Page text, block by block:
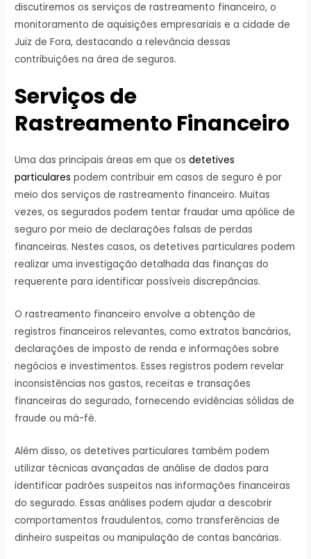
discutiremos os serviços de rastreamento financeiro, o
monitoramento de aquisições empresariais e a cidade de
Juiz de Fora, destacando a relevância dessas
contribuições na área de seguros.
Serviços de
Rastreamento Financeiro
Uma das principais áreas em que osdetetives
particulares podem contribuir em casos de seguro é por
meio dos serviços de rastreamento financeiro. Muitas
vezes, os segurados podem tentar fraudar uma apólice de
seguro por meio de declarações falsas de perdas
financeiras. Nestes casos, os detetives particulares podem
realizar uma investigação detalhada das finanças do
requerente para identificar possíveis discrepâncias.
O rastreamento financeiro envolve a obtenção de
registros financeiros relevantes, como extratos bancários,
declarações de imposto de renda e informações sobre
negócios e investimentos. Esses registros podem revelar
inconsistências nos gastos, receitas e transações
financeiras do segurado, fornecendo evidências sólidas de
fraude ou má-fé.
Além disso, os detetives particulares também podem
utilizar técnicas avançadas de análise de dados para
identificar padrões suspeitos nas informações financeiras
do segurado. Essas análises podem ajudar a descobrir
comportamentos fraudulentos, como transferências de
dinheiro suspeitas ou manipulação de contas bancárias.